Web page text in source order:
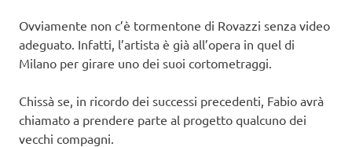
Ovviamente non c’è tormentone di Rovazzi senza video
adeguato. Infatti, l’artista è già all’opera in quel di
Milano per girare uno dei suoi cortometraggi.
Chissà se, in ricordo dei successi precedenti, Fabio avrà
chiamato a prendere parte al progetto qualcuno dei
vecchi compagni.